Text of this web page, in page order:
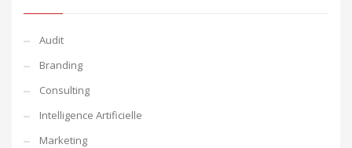
Audit
Branding
Consulting
Intelligence Artificielle
Marketing